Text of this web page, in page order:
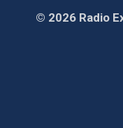
© 2026 Radio